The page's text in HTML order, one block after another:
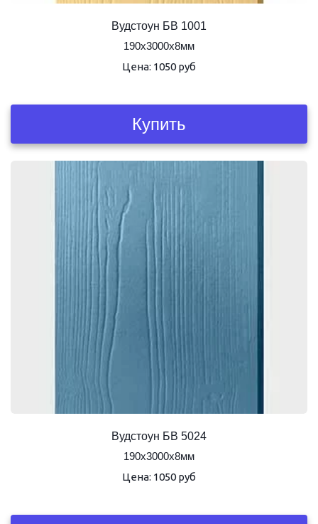
Вудстоун БВ 1001
190х3000х8мм
Цена: 1050 руб
Купить
Вудстоун БВ 5024
190х3000х8мм
Цена: 1050 руб